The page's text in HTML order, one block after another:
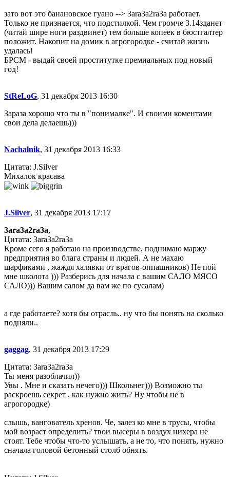
зато вот это банановское гуано --> 3ara3a2ra3a работает.
Только не признается, что подстилкой. Чем громче 3.14зданет
(читай шире ноги раздвинет) тем больше копеек в бюстгалтер
положит. Накопит на домик в агрогородке - считай жизнь
удалась!
БРСМ - выдай своей проститутке премиальных под новый
год!
StReLoG, 31 декабря 2013 16:30
Зараза хорошо что ты в "понималке". И своими коментами
свои дела делаешь)))
Nachalnik, 31 декабря 2013 16:33
Цитата: J.Silver
Михалок красава
J.Silver, 31 декабря 2013 17:17
3ara3a2ra3a,
Цитата: 3ara3a2ra3a
Кроме сего я работаю на производстве, поднимаю маржу
предприятия во блага страны и людей. А не махаю
шарфиками , жаждя халявки от врагов-оппашников) Не пой
мне школота ))) Разберись для начала с вашим САЛО МЯСО
САЛО))) Вашим салом да вам же по сусалам)
а где работаете? хотя бы отрасль.. ну что бы понять на сколько
подняли..
gaggag, 31 декабря 2013 17:29
Цитата: 3ara3a2ra3a
Ты меня разоблачил))
Увы . Мне и сказать нечего))) Школьнег))) Возможно ты
раскроешь секрет , как нужно жить? Ну чтобы не в
агрогородке)
слышь, вангователь хренов. Че, залез ко мне в трусы, чтобы
мой возраст определить? твои высеры в воздух нихера не
стоят. Тебе чтобы что-то услышать, а не то, что понять, нужно
сначала головой бетонный столб обнять.